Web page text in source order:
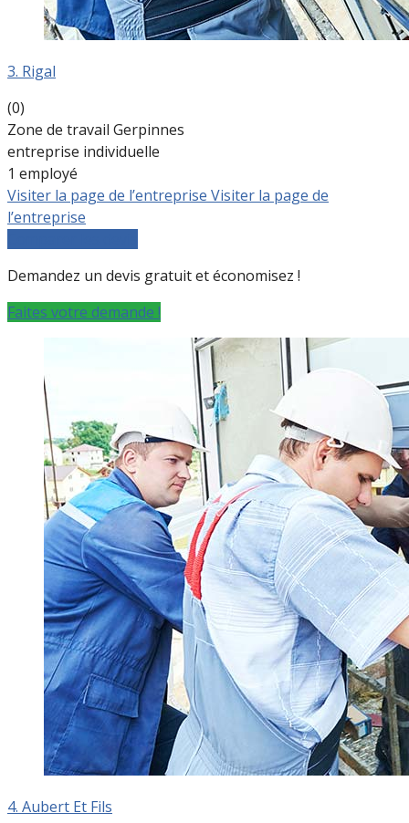
3. Rigal
(0)
Zone de travail Gerpinnes
entreprise individuelle
1 employé
Visiter la page de l’entreprise Visiter la page de
l’entreprise
Demandez un devis gratuit et économisez !
Faites votre demande !
4. Aubert Et Fils